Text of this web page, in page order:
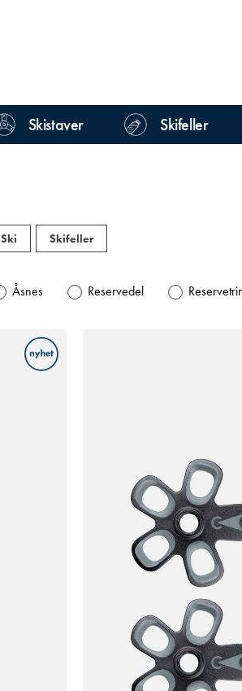
Skistaver Skifeller
Ski Skifeller
Åsnes Reservedel